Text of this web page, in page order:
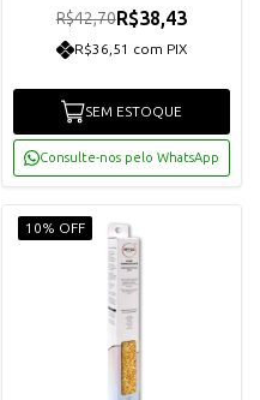
R$42,70R$38,43
R$36,51 com PIX
SEM ESTOQUE
Consulte-nos pelo WhatsApp
10% OFF